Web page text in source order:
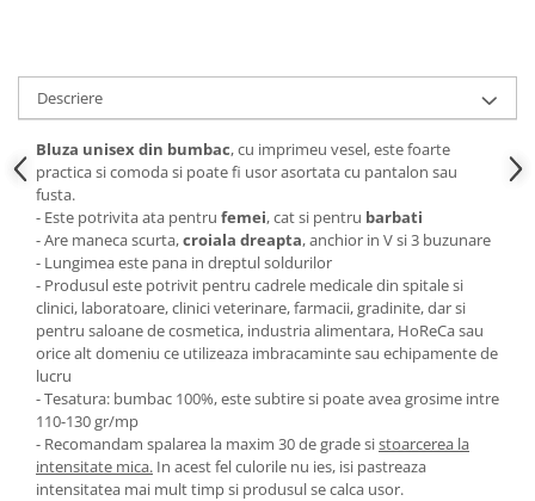
Descriere
Bluza unisex din bumbac, cu imprimeu vesel, este foarte
practica si comoda si poate fi usor asortata cu pantalon sau
fusta.
- Este potrivita ata pentru femei, cat si pentru barbati
- Are maneca scurta,croiala dreapta, anchior in V si 3 buzunare
- Lungimea este pana in dreptul soldurilor
- Produsul este potrivit pentru cadrele medicale din spitale si
clinici, laboratoare, clinici veterinare, farmacii, gradinite, dar si
pentru saloane de cosmetica, industria alimentara, HoReCa sau
orice alt domeniu ce utilizeaza imbracaminte sau echipamente de
lucru
- Tesatura: bumbac 100%, este subtire si poate avea grosime intre
110-130 gr/mp
- Recomandam spalarea la maxim 30 de grade sistoarcerea la
intensitate mica. In acest fel culorile nu ies, isi pastreaza
intensitatea mai mult timp si produsul se calca usor.